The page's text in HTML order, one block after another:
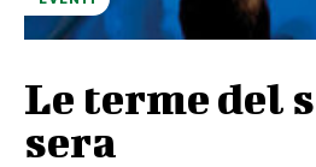
Le terme del
sera